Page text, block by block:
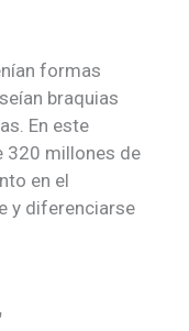
formas
braquias
En este
320 millones de
en el
y diferenciarse